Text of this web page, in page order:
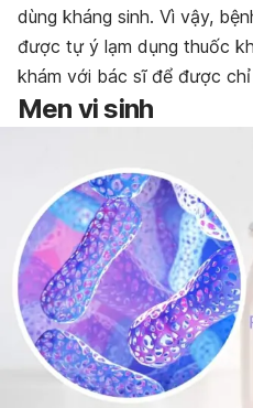
dùng kháng sinh. Vì vậy,
được tự ý lạm dụng thuốc
khám với bác sĩ để được
Men vi sinh